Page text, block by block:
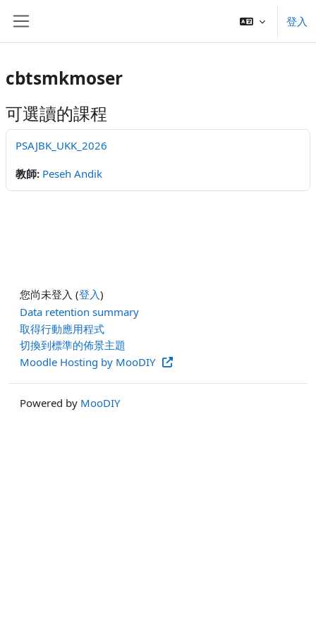
登入
cbtsmkmoser
可選讀的課程
PSAJBK_UKK_2026
教師: Peseh Andik
您尚未登入 (登入)
Data retention summary
取得行動應用程式
切換到標準的佈景主題
Moodle Hosting by MooDIY
Powered by MooDIY